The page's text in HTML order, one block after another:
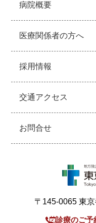
病院概要
医療関係者の方へ
採用情報
交通アクセス
お問合せ
〒145-0065 東
診療のご予